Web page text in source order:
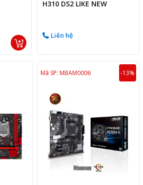
H310 DS2 LIKE NEW
Liên hệ
Mã SP: MBAM0006 -13%